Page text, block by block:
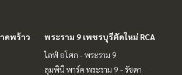
ดพร้าว
พระราม 9 เพชรบุรีตัดใหม่ RCA
ไลฟ์ อโศก - พระราม 9
ลุมพินี พาร์ค พระราม 9 - รัชดา